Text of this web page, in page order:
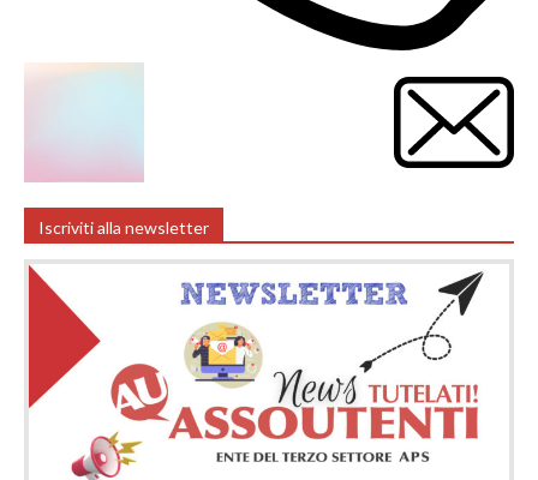
Iscriviti alla newsletter